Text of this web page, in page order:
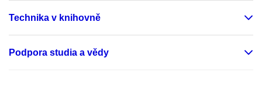
Technika v knihovně
Podpora studia a vědy